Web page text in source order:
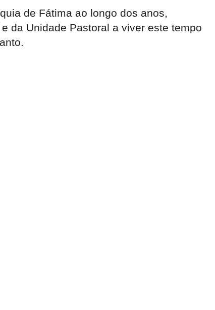
de Fátima ao longo dos anos,
da Unidade Pastoral a viver este tempo